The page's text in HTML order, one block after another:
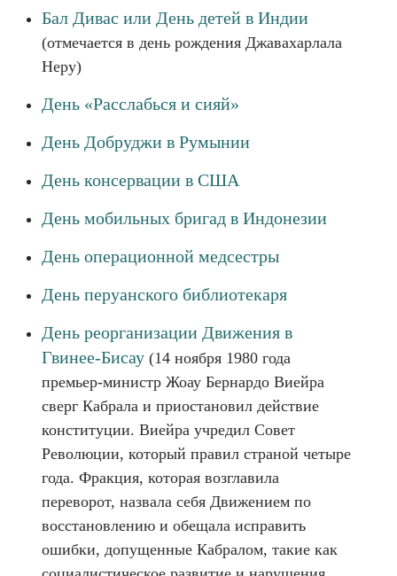
Бал Дивас или День детей в Индии
(отмечается в день рождения Джавахарлала
Неру)
День «Расслабься и сияй»
День Добруджи в Румынии
День консервации в США
День мобильных бригад в Индонезии
День операционной медсестры
День перуанского библиотекаря
День реорганизации Движения в
Гвинее-Бисау (14 ноября 1980 года
премьер-министр Жоау Бернардо Виейра
сверг Кабрала и приостановил действие
конституции. Виейра учредил Совет
Революции, который правил страной четыре
года. Фракция, которая возглавила
переворот, назвала себя Движением по
восстановлению и обещала исправить
ошибки, допущенные Кабралом, такие как